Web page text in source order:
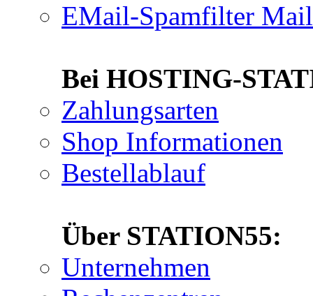
EMail-Spamfilter
Bei HOSTING-
Zahlungsarten
Shop Informationen
Bestellablauf
Über STATION55:
Unternehmen